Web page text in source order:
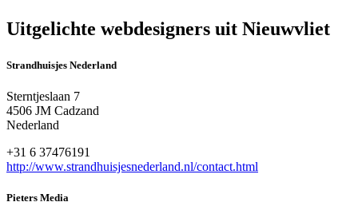
Uitgelichte webdesigners uit Nieuwvliet
Strandhuisjes Nederland
Sterntjeslaan 7
4506 JM Cadzand
Nederland
+31 6 37476191
http://www.strandhuisjesnederland.nl/contact.html
Pieters Media